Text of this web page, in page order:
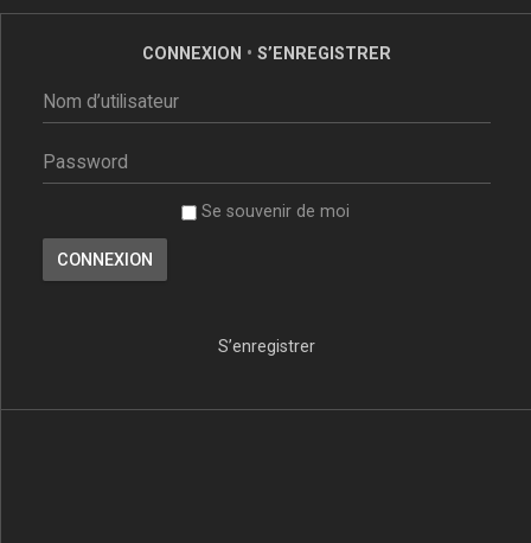
CONNEXION • S’ENREGISTRER
Se souvenir de moi
S’enregistrer